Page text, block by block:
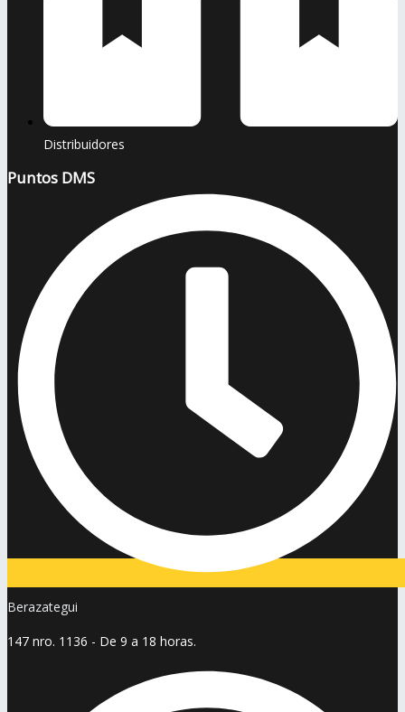
Distribuidores
Puntos DMS
Berazategui
147 nro. 1136 - De 9 a 18 horas.